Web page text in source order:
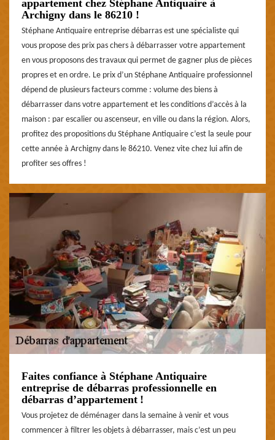
appartement chez Stéphane Antiquaire à
Archigny dans le 86210 !
Stéphane Antiquaire entreprise débarras est une spécialiste qui
vous propose des prix pas chers à débarrasser votre appartement
en vous proposons des travaux qui permet de gagner plus de pièces
propres et en ordre. Le prix d’un Stéphane Antiquaire professionnel
dépend de plusieurs facteurs comme : volume des biens à
débarrasser dans votre appartement et les conditions d’accès à la
maison : par escalier ou ascenseur, en ville ou dans la région. Alors,
profitez des propositions du Stéphane Antiquaire c’est la seule pour
cette année à Archigny dans le 86210. Venez vite chez lui afin de
profiter ses offres !
Faites confiance à Stéphane Antiquaire
entreprise de débarras professionnelle en
débarras d’appartement !
Vous projetez de déménager dans la semaine à venir et vous
commencer à filtrer les objets à débarrasser, mais c’est un peu